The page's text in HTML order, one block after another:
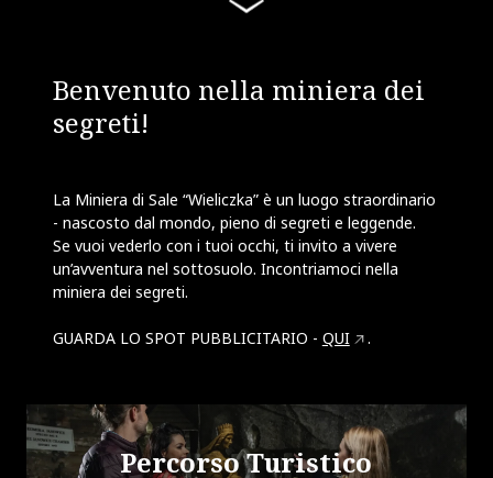
Benvenuto nella miniera dei
segreti!
La Miniera di Sale “Wieliczka” è un luogo straordinario
- nascosto dal mondo, pieno di segreti e leggende.
Se vuoi vederlo con i tuoi occhi, ti invito a vivere
un’avventura nel sottosuolo. Incontriamoci nella
miniera dei segreti.
GUARDA LO SPOT PUBBLICITARIO - QUI .
Percorso Turistico